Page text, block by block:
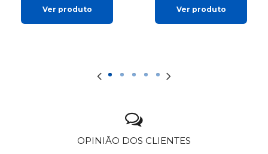
Ver produto Ver produto
OPINIÃO DOS CLIENTES